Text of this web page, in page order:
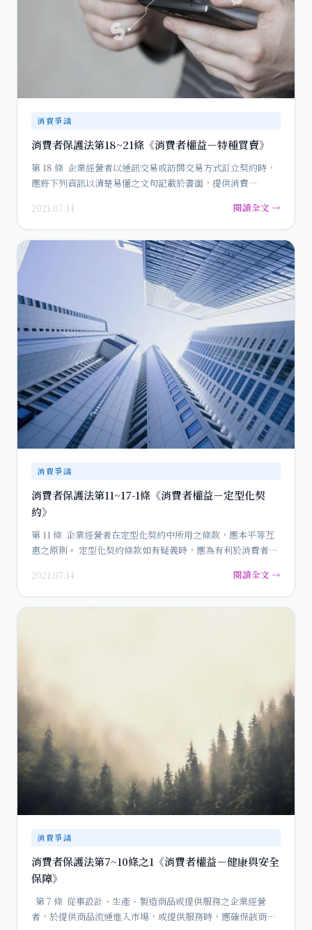
消費爭議
消費者保護法第18~21條《消費者權益－特種買賣》
第 18 條 企業經營者以通訊交易或訪問交易方式訂立契約時，
應將下列資訊以清楚易懂之文句記載於書面，提供消費
2021.07.14 閱讀全文 →
消費爭議
消費者保護法第11~17-1條《消費者權益－定型化契
約》
第 11 條 企業經營者在定型化契約中所用之條款，應本平等互
惠之原則。 定型化契約條款如有疑義時，應為有利於消費者
2021.07.14 閱讀全文 →
消費爭議
消費者保護法第7~10條之1《消費者權益－健康與安全
保障》
第 7 條 從事設計、生產、製造商品或提供服務之企業經營
者，於提供商品流通進入市場，或提供服務時，應確保該商